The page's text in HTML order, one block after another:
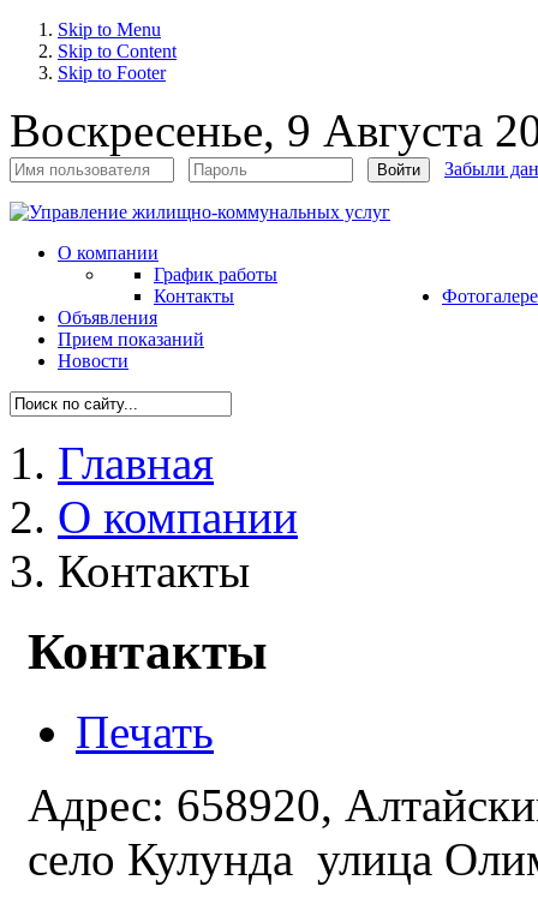
Skip to Menu
Skip to Content
Skip to Footer
Воскресенье, 9 Августа
Войти Забыли
О компании
График работы
Контакты
Объявления
Прием показаний
Новости
Главная
О компании
Контакты
Контакты
Печать
Адрес: 658920,
село Кулунда улица